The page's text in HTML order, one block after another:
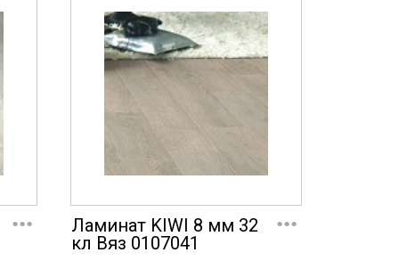
...
Ламинат KIWI 8 мм 32
кл Вяз 0107041
...